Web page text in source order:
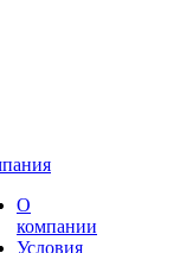
О
компании
Условия